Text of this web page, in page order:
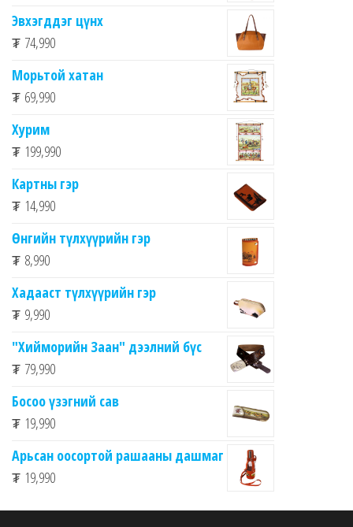
Эвхэгддэг цүнх
₮ 74,990
Морьтой хатан
₮ 69,990
Хурим
₮ 199,990
Картны гэр
₮ 14,990
Өнгийн түлхүүрийн гэр
₮ 8,990
Хадааст түлхүүрийн гэр
₮ 9,990
"Хийморийн Заан" дээлний бүс
₮ 79,990
Босоо үзэгний сав
₮ 19,990
Арьсан оосортой рашааны дашмаг
₮ 19,990